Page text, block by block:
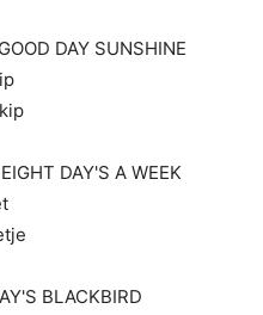
DAY SUNSHINE
DAY'S A WEEK
BLACKBIRD